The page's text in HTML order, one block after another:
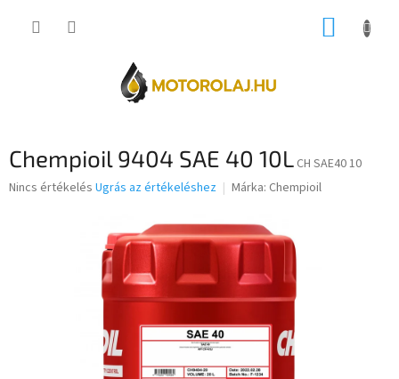
KOSÁR
Chempioil 9404 SAE 40 10L CH SAE40 10
A
Nincs értékelés Ugrás az értékeléshez Márka: Chempioil